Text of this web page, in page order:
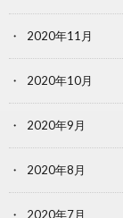
2020年11月
2020年10月
2020年9月
2020年8月
2020年7月